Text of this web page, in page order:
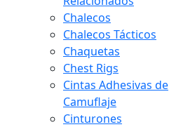
Chalecos
Chalecos Tácticos
Chaquetas
Chest Rigs
Cintas Adhesivas de
Camuflaje
Cinturones